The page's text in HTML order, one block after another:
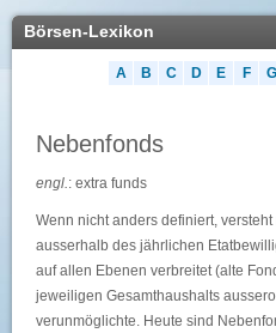
Börsen-Lexikon
A B C D E F G
Nebenfonds
engl.: extra funds
Wenn nicht anders definiert,
ausserhalb des jährlichen
auf allen Ebenen verbreitet (alte
jeweiligen Gesamthaushalts
verunmöglichte. Heute sind